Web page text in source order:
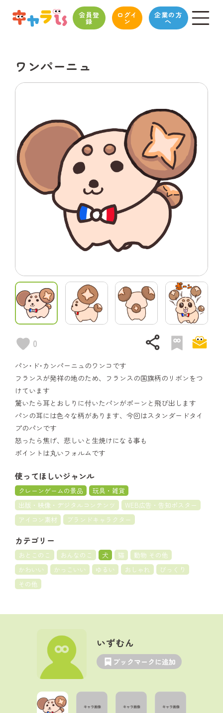
会員登
録
ログイ
ン
企業の方
へ
ワンパーニュ
0 share
パン･ド･カンパーニュのワンコです
フランスが発祥の地のため、フランスの国旗柄のリボンをつ
けています
驚いたら耳とおしりに付いたパンがポーンと飛び出します
パンの耳には色々な柄があります、今回はスタンダードタイ
プのパンです
怒ったら焦げ、悲しいと生焼けになる事も
ポイントは丸いフォルムです
使ってほしいジャンル
クレーンゲームの景品
玩具・雑貨
出版・映像・デジタルコンテンツ
WEB広告・告知ポスター
アイコン素材
ブランドキャラクター
カテゴリー
おとこのこ おんなのこ 犬 猫
動物 その他
かわいい
かっこいい ゆるい おしゃれ
びっくり
その他
いずむん
ブックマークに追加